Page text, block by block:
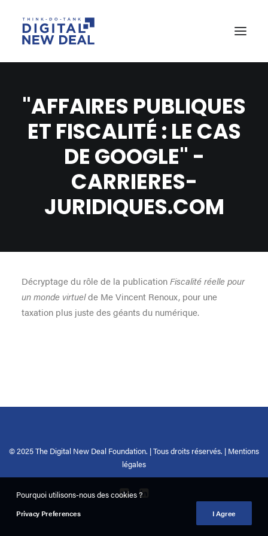
"AFFAIRES PUBLIQUES
ET FISCALITÉ : LE CAS
DE GOOGLE" -
CARRIERES-
JURIDIQUES.COM
Décryptage du rôle de la publicationFiscalité réelle pour
un monde virtuelde Me Vincent Renoux, pour une
taxation plus juste des géants du numérique.
© 2025 The Digital New Deal Foundation. | Tous droits réservés. | Mentions
légales
Pourquoi utilisons-nous des cookies ?
Privacy Preferences I Agree